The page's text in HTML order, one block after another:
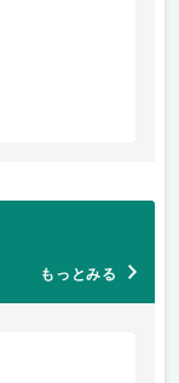
もっとみる